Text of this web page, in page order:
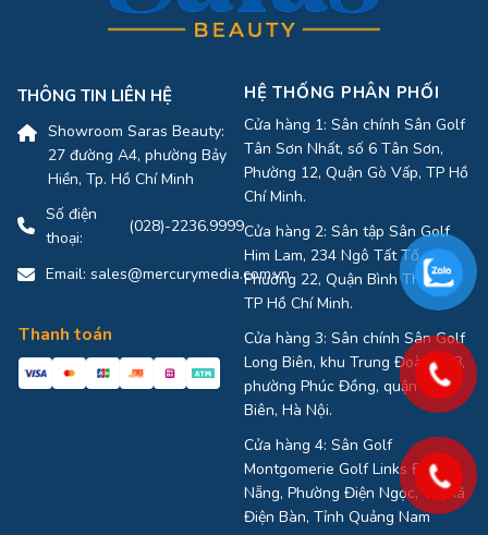
THÔNG TIN LIÊN HỆ
Showroom Saras Beauty:
27 đường A4, phường Bảy
Hiền, Tp. Hồ Chí Minh
Số điện
thoại:
(028)-2236.9999
Email: sales@mercurymedia.com.vn
Thanh toán
HỆ THỐNG PHÂN PHỐI
Cửa hàng 1: Sân chính Sân Golf
Tân Sơn Nhất, số 6 Tân Sơn,
Phường 12, Quận Gò Vấp, TP Hồ
Chí Minh.
Cửa hàng 2: Sân tập Sân Golf
Him Lam, 234 Ngô Tất Tố,
Phường 22, Quận Bình Thạnh,
TP Hồ Chí Minh.
Cửa hàng 3: Sân chính Sân Golf
Long Biên, khu Trung Đoàn 918,
phường Phúc Đồng, quận Long
Biên, Hà Nội.
Cửa hàng 4: Sân Golf
Montgomerie Golf Links Đà
Nẵng, Phường Điện Ngọc, Thị xã
Điện Bàn, Tỉnh Quảng Nam